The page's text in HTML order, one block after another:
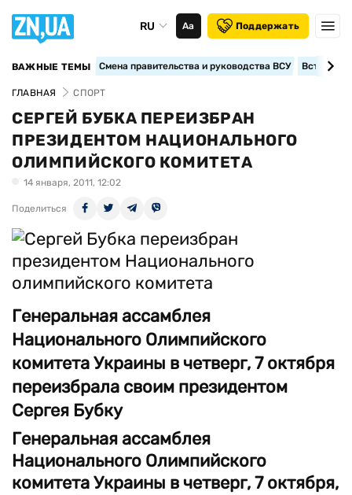
RU Аа Поддержать
ВАЖНЫЕ ТЕМЫ Смена правительства и руководства ВСУ
ГЛАВНАЯ СПОРТ
СЕРГЕЙ БУБКА ПЕРЕИЗБРАН
ПРЕЗИДЕНТОМ НАЦИОНАЛЬНОГО
ОЛИМПИЙСКОГО КОМИТЕТА
14 января, 2011, 12:02
Поделиться
Генеральная ассамблея
Национального Олимпийского
комитета Украины в четверг, 7 октября
переизбрала своим президентом
Сергея Бубку
Генеральная ассамблея
Национального Олимпийского
комитета Украины в четверг, 7 октября,